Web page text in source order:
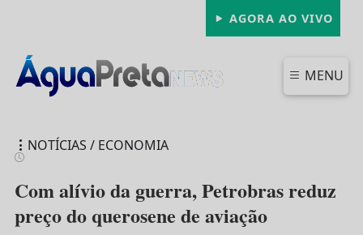
AGORA AO VIVO
MENU
NOTÍCIAS / ECONOMIA
Com alívio da guerra, Petrobras reduz
preço do querosene de aviação